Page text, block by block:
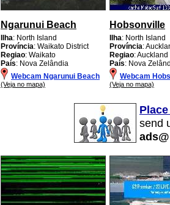
Ngarunui Beach
Ilha: North Island
Província: Waikato District
Regiao: Waikato
País: Nova Zelândia
Webcam Ngarunui Beach
(Veja no mapa)
Hobsonville
Ilha: North Island
Província:
Regiao: Auckland
País: Nova
Webcam
(Veja no mapa)
send